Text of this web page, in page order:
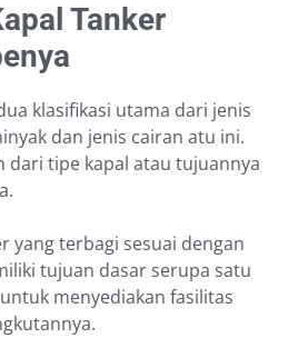
Tanker
klasifikasi utama dari jenis
dan jenis cairan atu ini.
dari tipe kapal atau tujuannya
yang terbagi sesuai dengan
tujuan dasar serupa satu
menyediakan fasilitas